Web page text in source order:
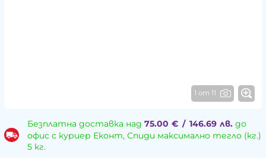
1 от 11
Безплатна доставка над 75.00 € / 146.69 лв.до
офис с куриер Еконт, Спиди максимално тегло (кг.)
5 кг.